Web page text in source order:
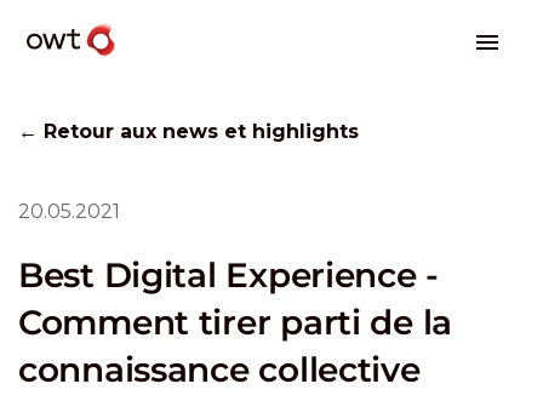
← Retour aux news et highlights
20.05.2021
Best Digital Experience -
Comment tirer parti de la
connaissance collective